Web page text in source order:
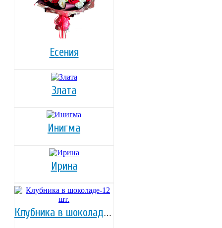
Есения
Злата
Инигма
Ирина
Клубника в шоколаде-12 шт.